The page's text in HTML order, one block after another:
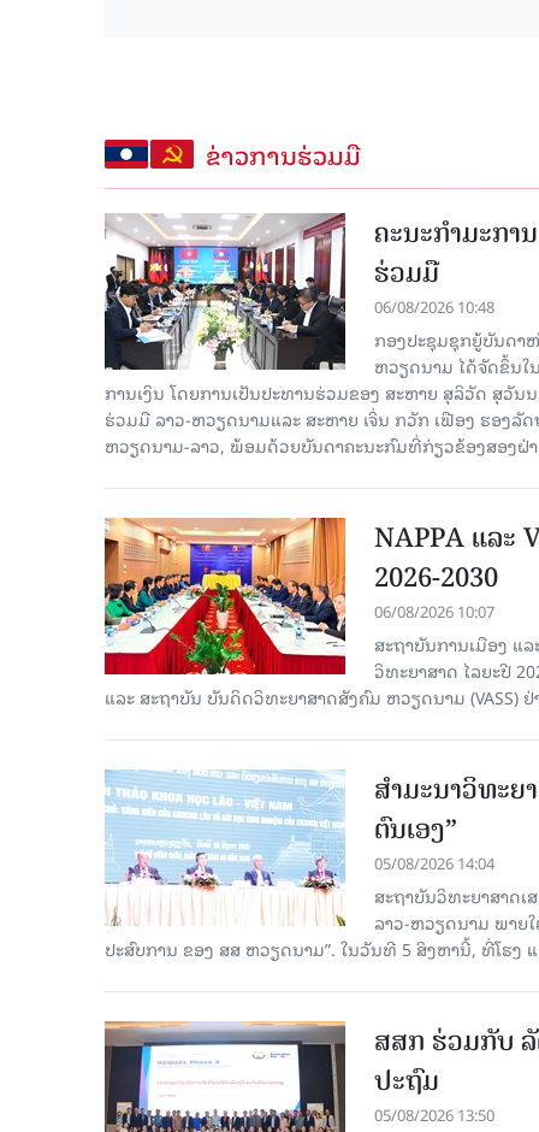
ຂ່າວການຮ່ວມມື
ຄະນະກໍາມະກ
ຮ່ວມມື
06/08/2026 10:48
ກອງປະຊຸມຊຸກຍູ້ບັນດາ
ຫວຽດນາມ ໄດ້ຈັດຂຶ້ນ
ການເງິນ ໂດຍການເປັນປະທານຮ່ວມຂອງ ສະຫາຍ ສຸລິວັດ ສຸວັນ
ຮ່ວມມື ລາວ-ຫວຽດນາມແລະ ສະຫາຍ ເຈິ່ນ ກວັກ ເຟືອງ ຮອງ
ຫວຽດນາມ-ລາວ, ພ້ອມດ້ວຍບັນດາຄະນະກົມທີ່ກ່ຽວຂ້ອງສອງຝ່າ
NAPPA ແລະ
2026-2030
06/08/2026 10:07
ສະຖາບັນການເມືອງ
ວິທະຍາສາດ ໄລຍະປີ
ແລະ ສະຖາບັນ ບັນດິດວິທະຍາສາດສັງຄົມ ຫວຽດນາມ
ສຳມະນາວິທະຍ
ຕົນເອງ”
05/08/2026 14:04
ສະຖາບັນວິທະຍາສາດ
ລາວ-ຫວຽດນາມ ພາຍໃ
ປະສົບການ ຂອງ ສສ ຫວຽດນາມ”. ໃນວັນທີ 5 ສິງຫານີ້, ທີ່ໂຮງ
ສສກ ຮ່ວມກັບ ລັ
ປະຖົມ
05/08/2026 13:50